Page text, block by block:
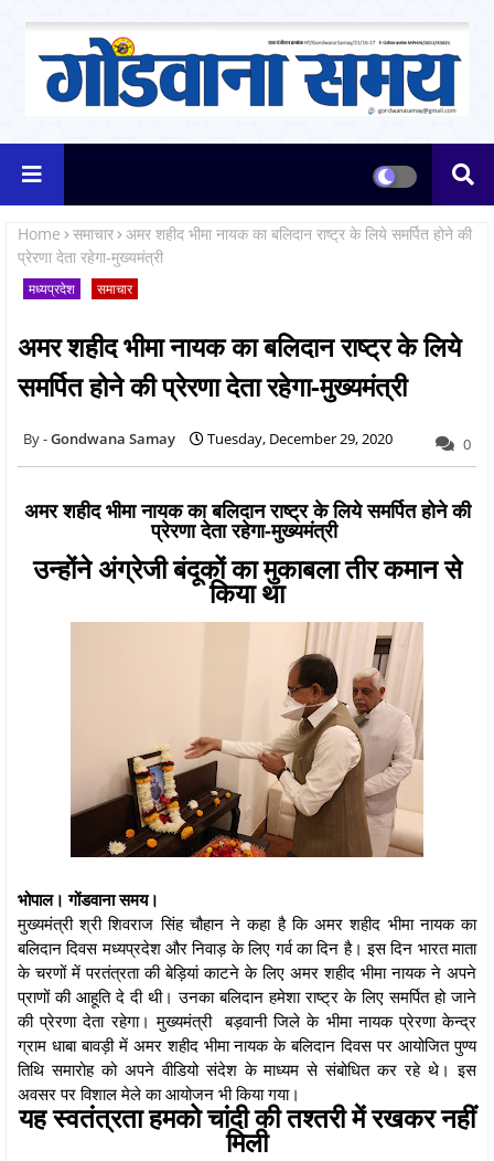
Home समाचार अमर शहीद भीमा नायक का बलिदान राष्ट्र के लिये समर्पित होने की
प्रेरणा देता रहेगा-मुख्यमंत्री
मध्यप्रदेश समाचार
अमर शहीद भीमा नायक का बलिदान राष्ट्र के लिये
समर्पित होने की प्रेरणा देता रहेगा-मुख्यमंत्री
Gondwana Samay Tuesday, December 29, 2020 0
अमर शहीद भीमा नायक का बलिदान राष्ट्र के लिये समर्पित होने की
प्रेरणा देता रहेगा-मुख्यमंत्री
उन्होंने अंग्रेजी बंदूकों का मुकाबला तीर कमान से
किया था
भोपाल। गोंडवाना समय।
मुख्यमंत्री श्री शिवराज सिंह चौहान ने कहा है कि अमर शहीद भीमा नायक का
बलिदान दिवस मध्यप्रदेश और निवाड़ के लिए गर्व का दिन है। इस दिन भारत माता
के चरणों में परतंत्रता की बेड़ियां काटने के लिए अमर शहीद भीमा नायक ने अपने
प्राणों की आहूति दे दी थी। उनका बलिदान हमेशा राष्ट्र के लिए समर्पित हो जाने
की प्रेरणा देता रहेगा। मुख्यमंत्री बड़वानी जिले के भीमा नायक प्रेरणा केन्द्र
ग्राम धाबा बावड़ी में अमर शहीद भीमा नायक के बलिदान दिवस पर आयोजित पुण्य
तिथि समारोह को अपने वीडियो संदेश के माध्यम से संबोधित कर रहे थे। इस
अवसर पर विशाल मेले का आयोजन भी किया गया।
यह स्वतंत्रता हमको चांदी की तश्तरी में रखकर नहीं
मिली